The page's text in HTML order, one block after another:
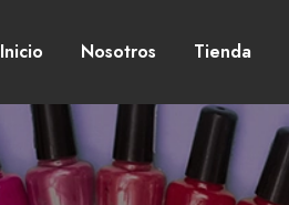
Inicio Nosotros Tienda